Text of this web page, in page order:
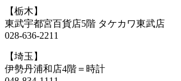
【栃木】
東武宇都宮百貨店5階 タケカワ東武店
028-636-2211
【埼玉】
伊勢丹浦和店4階＝時計